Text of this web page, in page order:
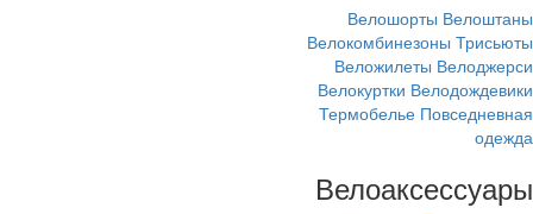
Велошорты Велоштаны
Велокомбинезоны Трисьюты
Веложилеты Велоджерси
Велокуртки Велодождевики
Термобелье Повседневная
одежда
Велоаксессуары